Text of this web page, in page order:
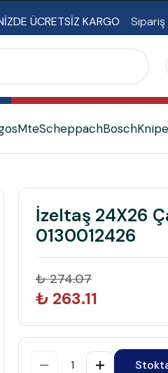
ÜCRETSİZ KARGO Sipariş
MteScheppachBosch
İzeltaş 24X26
0130012426
₺ 274.07
₺ 263.11